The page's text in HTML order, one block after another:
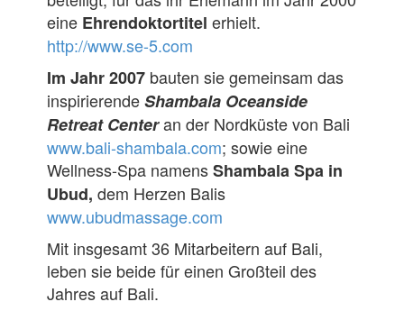
eine Ehrendoktortitelerhielt.
http://www.se-5.com
Im Jahr 2007 bauten sie gemeinsam das
inspirierendeShambala Oceanside
Retreat Centeran der Nordküste von Bali
www.bali-shambala.com; sowie eine
Wellness-Spa namensShambala Spa in
Ubud,dem Herzen Balis
www.ubudmassage.com
Mit insgesamt 36 Mitarbeitern auf Bali,
leben sie beide für einen Großteil des
Jahres auf Bali.